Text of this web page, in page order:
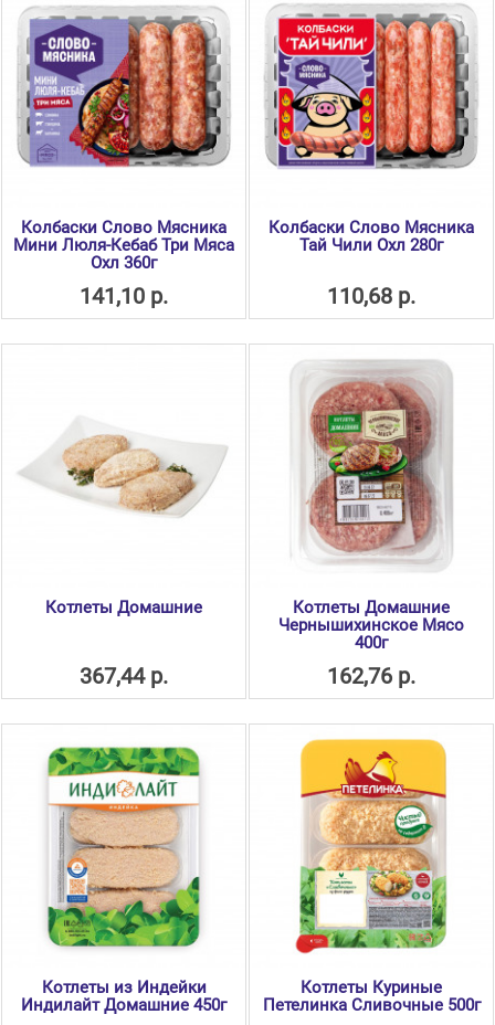
Колбаски Слово Мясника
Мини Люля-Кебаб Три Мяса
Охл 360г
141,10 р.
Колбаски Слово Мясника
Тай Чили Охл 280г
110,68 р.
Котлеты Домашние
367,44 р.
Котлеты Домашние
Чернышихинское Мясо
400г
162,76 р.
Котлеты из Индейки
Индилайт Домашние 450г
Котлеты Куриные
Петелинка Сливочные 500г